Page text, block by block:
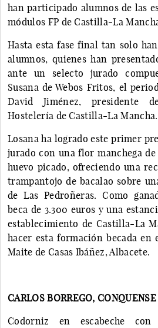
han participado alumnos de las
módulos FP de Castilla-La
Hasta esta fase final tan solo
alumnos, quienes han
ante un selecto jurado
Susana de Webos Fritos, el
David Jiménez, presidente
Hostelería de Castilla-La Mancha.
Losana ha logrado este primer
jurado con una flor manchega
huevo picado, ofreciendo una
trampantojo de bacalao sobre
de Las Pedroñeras. Como
beca de 3.300 euros y una
establecimiento de Castilla-La
hacer esta formación becada en
Maite de Casas Ibáñez, Albacete.
CARLOS BORREGO,
Codorniz en escabeche